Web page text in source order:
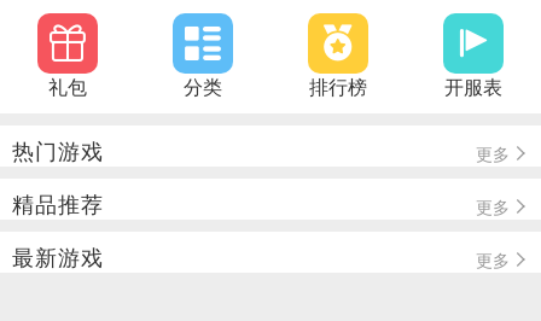
礼包 分类 排行榜 开服表
热门游戏 更多
精品推荐 更多
最新游戏 更多